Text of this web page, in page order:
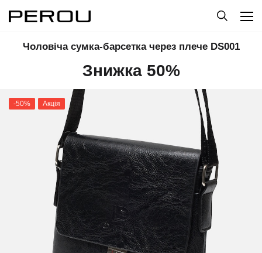
Чоловіча сумка-барсетка через плече DS001
Знижка 50%
-50% Акція